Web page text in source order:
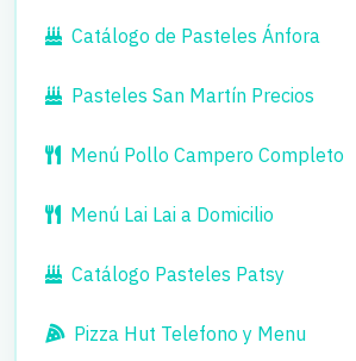
Catálogo de Pasteles Ánfora
Pasteles San Martín Precios
Menú Pollo Campero Completo
Menú Lai Lai a Domicilio
Catálogo Pasteles Patsy
Pizza Hut Telefono y Menu